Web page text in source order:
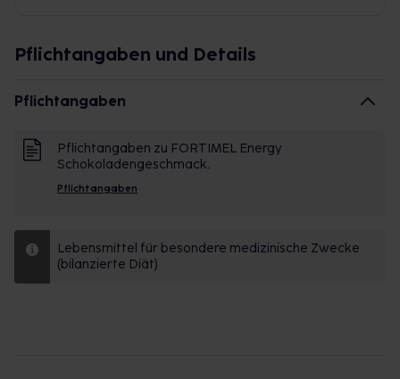
Pflichtangaben und Details
Pflichtangaben
Pflichtangaben zu FORTIMEL Energy
Schokoladengeschmack.
Pflichtangaben
Lebensmittel für besondere medizinische Zwecke
(bilanzierte Diät)